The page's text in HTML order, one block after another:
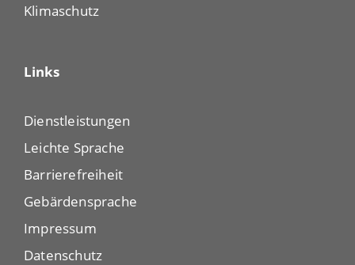
Klimaschutz
Links
Dienstleistungen
Leichte Sprache
Barrierefreiheit
Gebärdensprache
Impressum
Datenschutz